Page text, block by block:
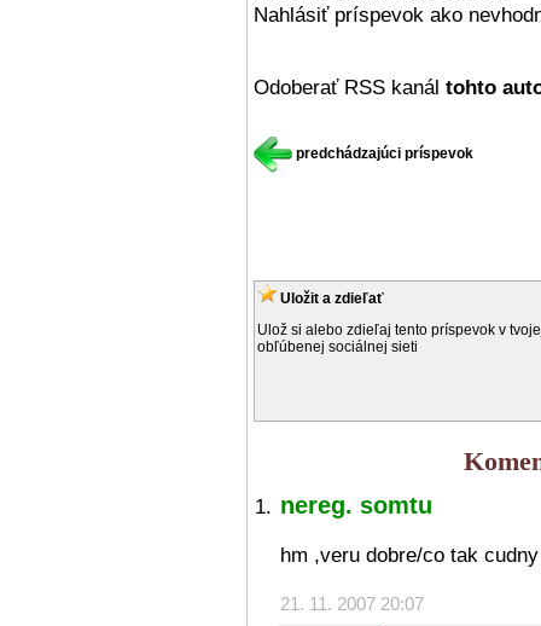
Nahlásiť príspevok ako
Odoberať RSS kanál tohto
predchádzajúci príspevok
Uložit a zdieľať
Ulož si alebo zdieľaj tento príspevok v
obľúbenej sociálnej sieti
nereg. somtu
hm ,veru dobre/co tak
21. 11. 2007 20:07